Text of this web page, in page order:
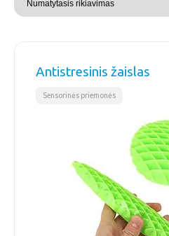
Antistresinis žaislas
Sensorinės priemonės